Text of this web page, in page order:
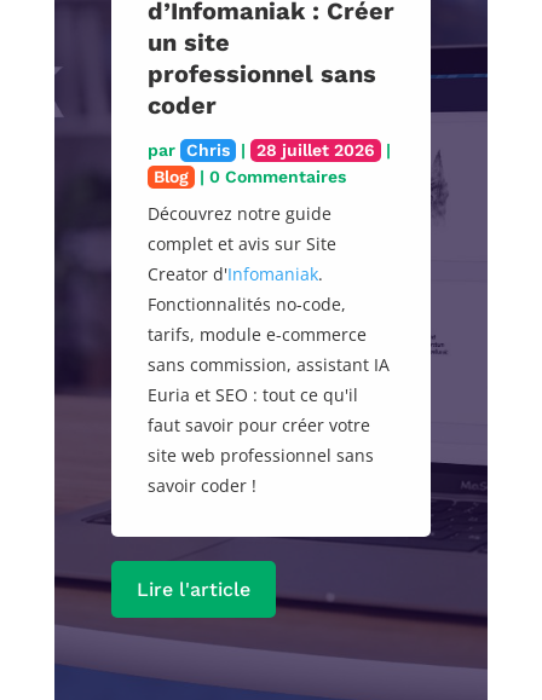
d’Infomaniak : Créer
un site
professionnel sans
coder
par Chris | 28 juillet 2026 |
Blog | 0 Commentaires
Découvrez notre guide
complet et avis sur Site
Creator d'Infomaniak.
Fonctionnalités no-code,
tarifs, module e-commerce
sans commission, assistant IA
Euria et SEO : tout ce qu'il
faut savoir pour créer votre
site web professionnel sans
savoir coder !
Lire l'article